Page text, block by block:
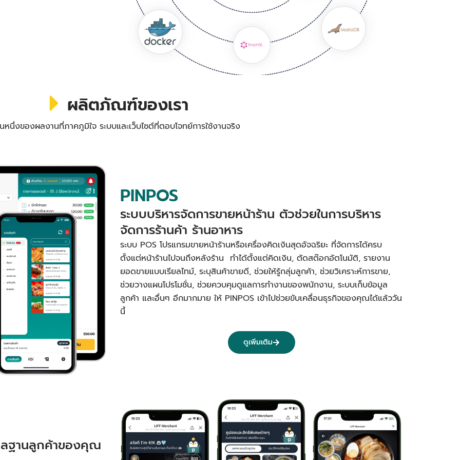
ผลิตภัณฑ์ของเรา
หนึ่งของผลงานที่ภาคภูมิใจ ระบบและเว็บไซต์ที่ตอบโจทย์การใช้งานจริง
PINPOS
ระบบบริหารจัดการขายหน้าร้าน ตัวช่วยในการบริหาร
จัดการร้านค้า ร้านอาหาร
ระบบ POS โปรแกรมขายหน้าร้านหรือเครื่องคิดเงินสุดอัจฉริยะ ที่จัดการได้ครบ
ตั้งแต่หน้าร้านไปจนถึงหลังร้าน ทำได้ตั้งแต่คิดเงิน, ตัดสต๊อกอัตโนมัติ, รายงาน
ยอดขายแบบเรียลไทม์, ระบุสินค้าขายดี, ช่วยให้รู้กลุ่มลูกค้า, ช่วยวิเคราะห์การขาย,
ช่วยวางแผนโปรโมชั่น, ช่วยควบคุมดูแลการทำงานของพนักงาน, ระบบเก็บข้อมูล
ลูกค้า และอื่นๆ อีกมากมาย ให้ PINPOS เข้าไปช่วยขับเคลื่อนธุรกิจของคุณได้แล้ววัน
นี้
ดูเพิ่มเติม
ฐานลูกค้าของคุณ